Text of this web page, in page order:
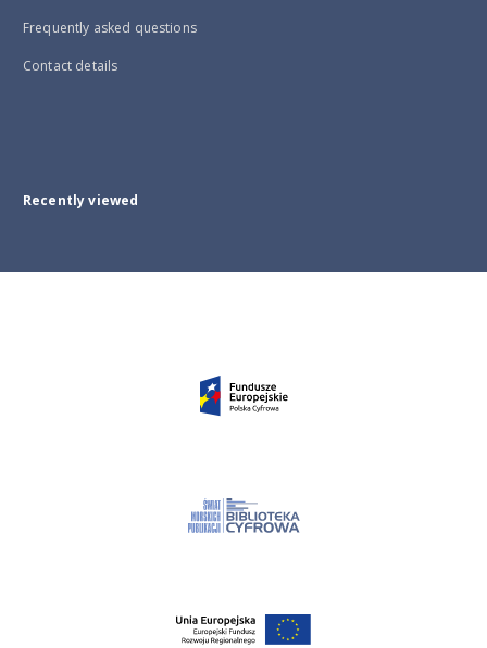
Frequently asked questions
Contact details
Recently viewed